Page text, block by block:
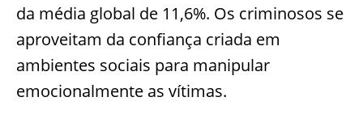
da média global de 11,6%. Os criminosos se
aproveitam da confiança criada em
ambientes sociais para manipular
emocionalmente as vítimas.